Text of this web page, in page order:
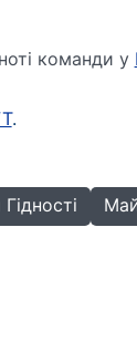
команди у
.